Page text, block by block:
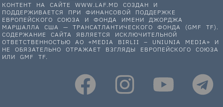
КОНТЕНТ НА САЙТЕ WWW.LAF.MD СОЗДАН И
ПОДДЕРЖИВАЕТСЯ ПРИ ФИНАНСОВОЙ ПОДДЕРЖКЕ
ЕВРОПЕЙСКОГО СОЮЗА И ФОНДА ИМЕНИ ДЖОРДЖА
МАРШАЛЛА США — ТРАНСАТЛАНТИЧЕСКОГО ФОНДА (GMF TF).
СОДЕРЖАНИЕ САЙТА ЯВЛЯЕТСЯ ИСКЛЮЧИТЕЛЬНОЙ
ОТВЕТСТВЕННОСТЬЮ АО «MEDIA BIRLII – UNIUNIA MEDIA» И
НЕ ОБЯЗАТЕЛЬНО ОТРАЖАЕТ ВЗГЛЯДЫ ЕВРОПЕЙСКОГО СОЮЗА
ИЛИ GMF TF.